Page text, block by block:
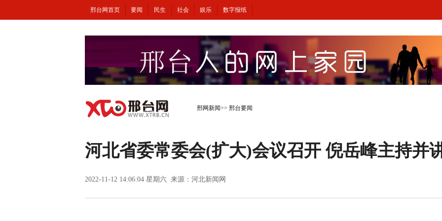
邢台网首页 要闻 民生 社会 娱乐 数字报纸
邢网新闻>> 邢台要闻
河北省委常委会(扩大)会议召开 倪岳峰主持并
2022-11-12 14:06:04 星期六 来源：河北新闻网